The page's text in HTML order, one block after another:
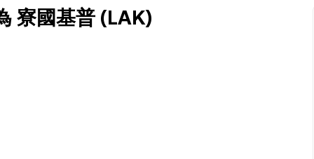
寮國基普 (LAK)